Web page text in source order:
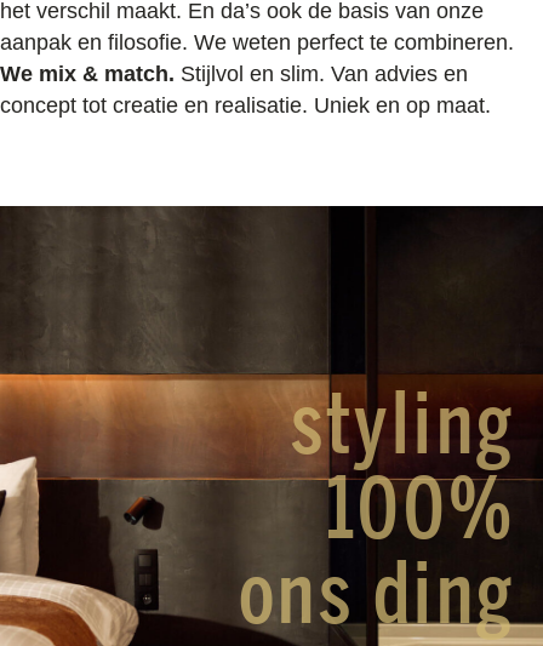
het verschil maakt. En da’s ook de basis van onze
aanpak en filosofie. We weten perfect te combineren.
We mix & match. Stijlvol en slim. Van advies en
concept tot creatie en realisatie. Uniek en op maat.
styling
100%
ons ding